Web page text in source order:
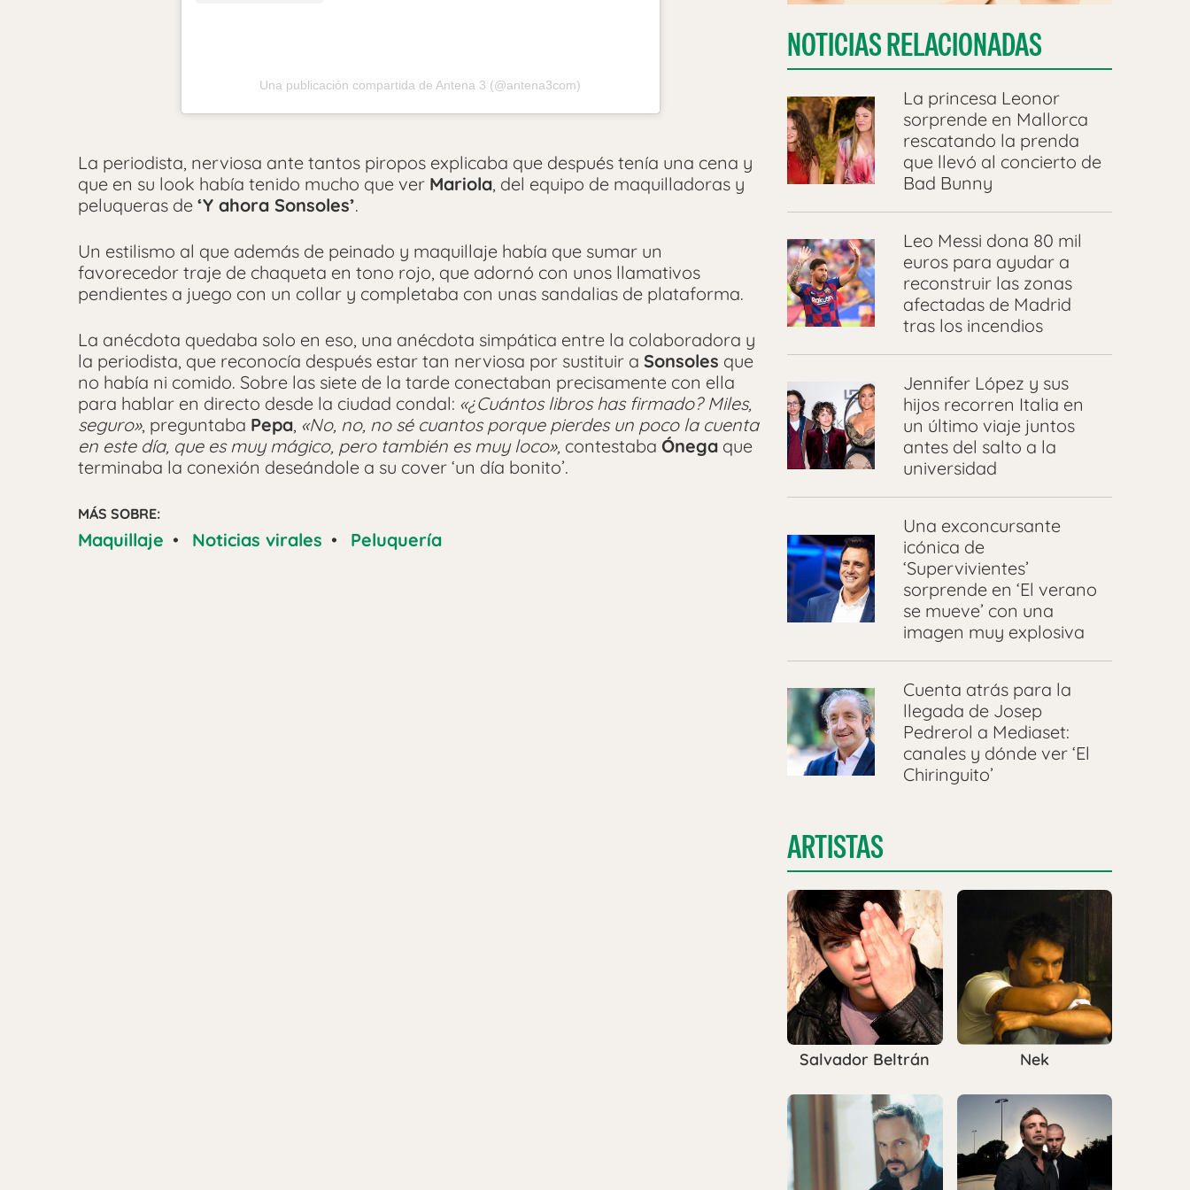
Una publicación compartida de Antena 3 (@antena3com)
La periodista, nerviosa ante tantos piropos explicaba que después tenía una cena y
que en su look había tenido mucho que ver Mariola, del equipo de maquilladoras y
peluqueras de ‘Y ahora Sonsoles’.
Un estilismo al que además de peinado y maquillaje había que sumar un
favorecedor traje de chaqueta en tono rojo, que adornó con unos llamativos
pendientes a juego con un collar y completaba con unas sandalias de plataforma.
La anécdota quedaba solo en eso, una anécdota simpática entre la colaboradora y
la periodista, que reconocía después estar tan nerviosa por sustituir a Sonsoles que
no había ni comido. Sobre las siete de la tarde conectaban precisamente con ella
para hablar en directo desde la ciudad condal: «¿Cuántos libros has firmado? Miles,
seguro», preguntaba Pepa, «No, no, no sé cuantos porque pierdes un poco la cuenta
en este día, que es muy mágico, pero también es muy loco», contestaba Ónega que
terminaba la conexión deseándole a su cover ‘un día bonito’.
MÁS SOBRE:
Maquillaje • Noticias virales • Peluquería
NOTICIAS RELACIONADAS
La princesa Leonor
sorprende en Mallorca
rescatando la prenda
que llevó al concierto de
Bad Bunny
Leo Messi dona 80 mil
euros para ayudar a
reconstruir las zonas
afectadas de Madrid
tras los incendios
Jennifer López y sus
hijos recorren Italia en
un último viaje juntos
antes del salto a la
universidad
Una exconcursante
icónica de
‘Supervivientes’
sorprende en ‘El verano
se mueve’ con una
imagen muy explosiva
Cuenta atrás para la
llegada de Josep
Pedrerol a Mediaset:
canales y dónde ver ‘El
Chiringuito’
ARTISTAS
Salvador Beltrán Nek